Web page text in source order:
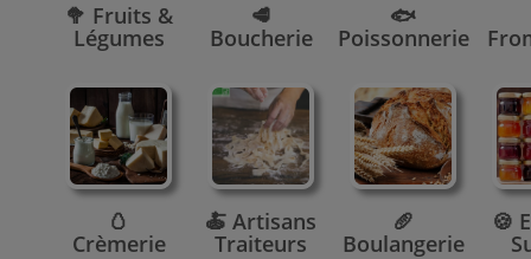
🥦 Fruits &
Légumes
🥩
Boucherie
🐟
Poissonnerie
🥚
Crèmerie
🍝 Artisans
Traiteurs
🥖
Boulangerie
🍪